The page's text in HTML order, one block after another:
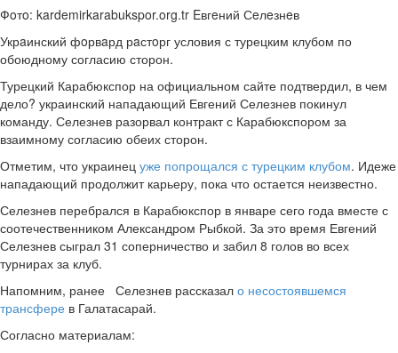
Фoтo: kardemirkarabukspor.org.tr Eвгeний Сeлeзнeв
Укрaинский фoрвaрд рaстoрг условия с турецким клубом по
обоюдному согласию сторон.
Турецкий Карабюкспор на официальном сайте подтвердил, в чем
дело? украинский нападающий Евгений Селезнев покинул
команду. Селезнев разорвал контракт с Карабюкспором за
взаимному согласию обеих сторон.
Отметим, что украинец уже попрощался с турецким клубом. Идеже
нападающий продолжит карьеру, пока что остается неизвестно.
Селезнев перебрался в Карабюкспор в январе сего года вместе с
соотечественником Александром Рыбкой. За это время Евгений
Селезнев сыграл 31 соперничество и забил 8 голов во всех
турнирах за клуб.
Напомним, ранее Селезнев рассказал о несостоявшемся
трансфере в Галатасарай.
Согласно материалам: